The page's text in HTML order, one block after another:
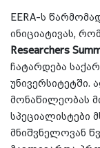
EERA-ს
ინიციატივას,
Researchers
ჩატარდება
მონაწილეობას
სპეციალისტები
მნიშვნელოვან